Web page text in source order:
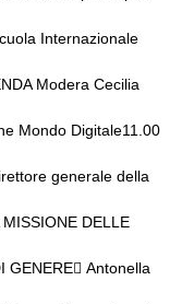
Internazionale
Modera Cecilia
Mondo Digitale11.00
generale della
MISSIONE DELLE
GENERE Antonella